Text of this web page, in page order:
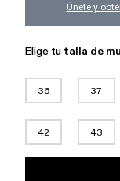
Únete y
Elige tu talla de
36 37
42 43